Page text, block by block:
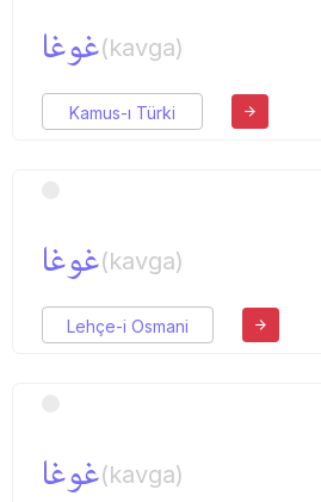
غوغا(kavga)
Kamus-ı Türki
غوغا(kavga)
Lehçe-i Osmani
غوغا(kavga)